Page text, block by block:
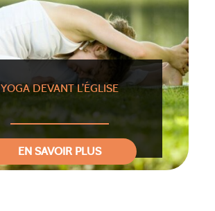
YOGA DEVANT L’ÉGLISE
EN SAVOIR PLUS